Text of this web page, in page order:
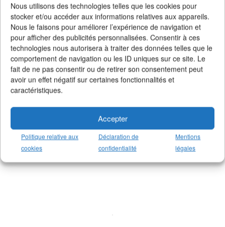
Nous utilisons des technologies telles que les cookies pour
stocker et/ou accéder aux informations relatives aux appareils.
Nous le faisons pour améliorer l’expérience de navigation et
pour afficher des publicités personnalisées. Consentir à ces
technologies nous autorisera à traiter des données telles que le
comportement de navigation ou les ID uniques sur ce site. Le
fait de ne pas consentir ou de retirer son consentement peut
avoir un effet négatif sur certaines fonctionnalités et
caractéristiques.
Accepter
Politique relative aux
cookies
Déclaration de
confidentialité
Mentions
légales
Faites un don !
Pour qu'Un Job dans la Pub continue d'exister, de s'améliorer et
de rester 100% gratuit + illimité,soutenez le site via Tipeee .
Suivez l'actualité de l'emploi dans la
communication sur :
Notre groupe LinkedIn
Notre (nouvelle) page LinkedIn
>Notre page Facebook(+5K fans)
(+3K abonnés)
>Notre compte Twitter(+5K followers)